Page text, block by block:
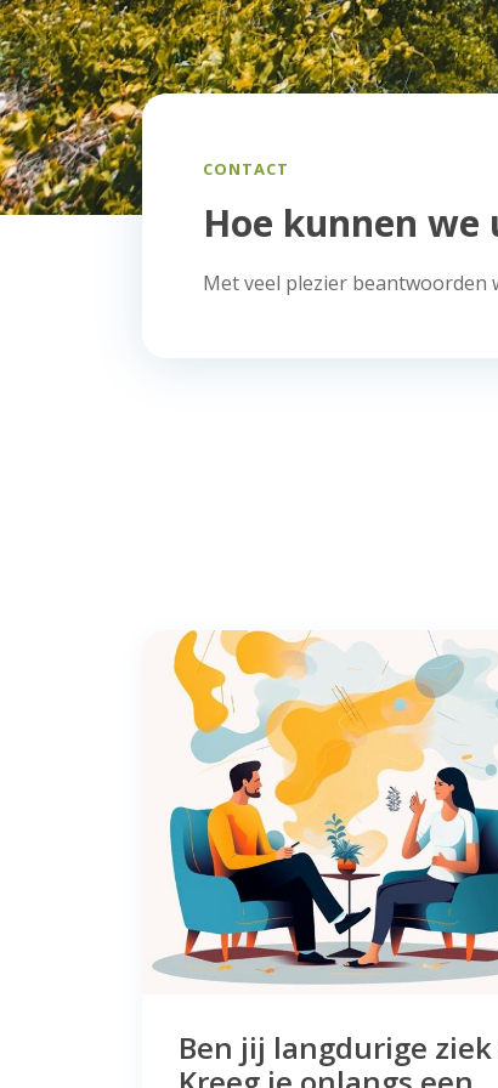
CONTACT
Hoe kunnen we
Met veel plezier beantwoorden
Ben jij langdurige